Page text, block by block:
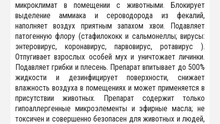
микроклимат в помещении с животными. Блокирует
выделение аммиака и сероводорода из фекалий,
наполняет воздух приятным запахом хвои. Подавляет
патогенную флору (стафилококк и сальмонеллы; вирусы:
энтеровирус, коронавирус, парвовирус, ротавирус ).
Отпугивает взрослых особей мух и уничтожает личинки.
Подавляет грибки и плесень. Препарат впитывает до 500%
жидкости и дезинфицирует поверхности, снижает
влажность воздуха в помещениях и может применяется в
присутствии животных. Препарат содержит только
гипоаллергенные микроэлементы и эфирные масла; не
токсичен и совершенно безопасен для животных и людей,